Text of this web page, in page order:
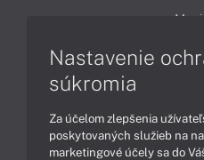
Nastavenie
súkromia
Za účelom zlepšenia
poskytovaných služieb na
marketingové účely sa do